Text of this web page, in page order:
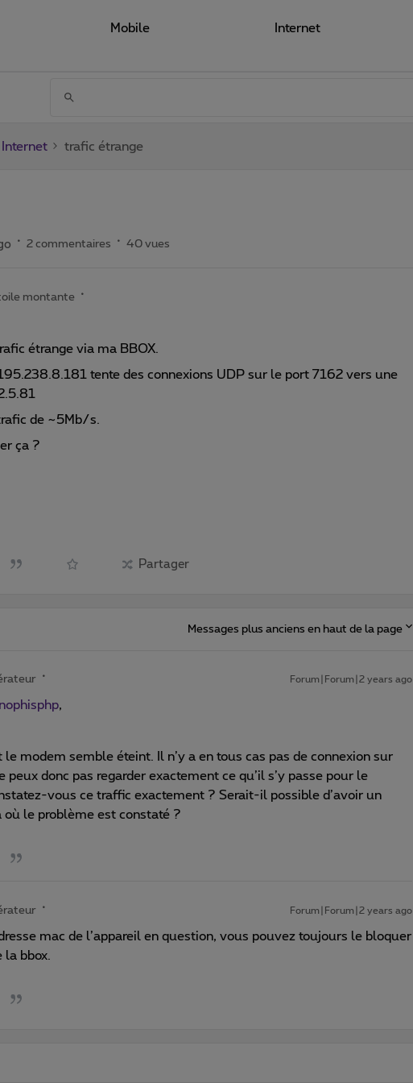
Mobile Internet
Internet trafic étrange
2 commentaires 40 vues
montante
étrange via ma BBOX.
tente des connexions UDP sur le port 7162 vers une
de ~5Mb/s.
ça ?
Partager
Messages plus anciens en haut de la page
Forum|Forum|2 years ago
,
modem semble éteint. Il n’y a en tous cas pas de connexion sur
peux donc pas regarder exactement ce qu’il s’y passe pour le
vous ce traffic exactement ? Serait-il possible d’avoir un
où le problème est constaté ?
Forum|Forum|2 years ago
mac de l’appareil en question, vous pouvez toujours le bloquer
la bbox.